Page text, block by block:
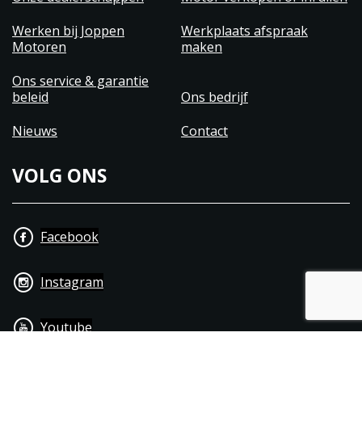
Werken bij Joppen
Motoren
Werkplaats afspraak
maken
Ons service & garantie
beleid
Ons bedrijf
Nieuws
Contact
VOLG ONS
Facebook
Instagram
Youtube